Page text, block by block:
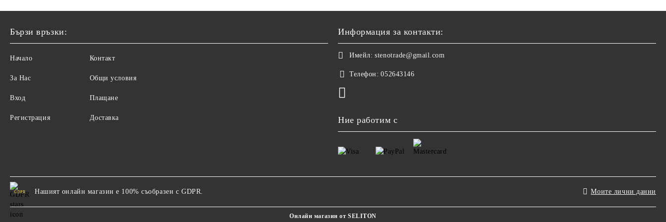
Бързи връзки:
Начало
За Нас
Вход
Регистрация
Контакт
Общи условия
Плащане
Доставка
Информация за контакти:
Имейл: stenotrade@gmail.com
Телефон: 052643146
Ние работим с
GDPR Нашият онлайн магазин е 100% съобразен с GDPR. Моите лични данни
Онлайн магазин от SELITON